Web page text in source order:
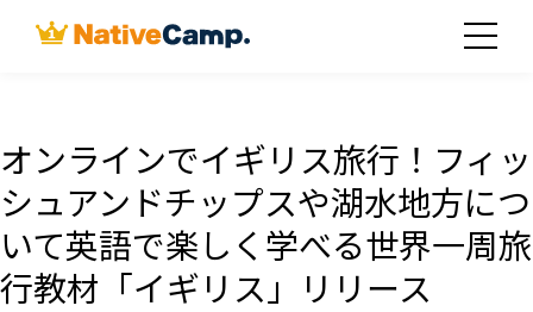
オンラインでイギリス旅行！フィッ
シュアンドチップスや湖水地方につ
いて英語で楽しく学べる世界一周旅
行教材「イギリス」リリース